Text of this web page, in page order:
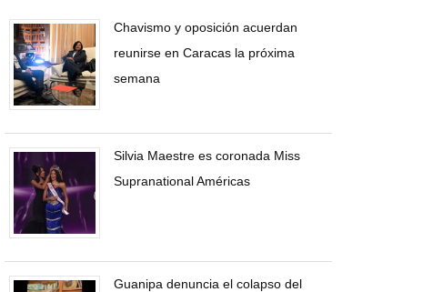
Chavismo y oposición acuerdan
reunirse en Caracas la próxima
semana
Silvia Maestre es coronada Miss
Supranational Américas
Guanipa denuncia el colapso del